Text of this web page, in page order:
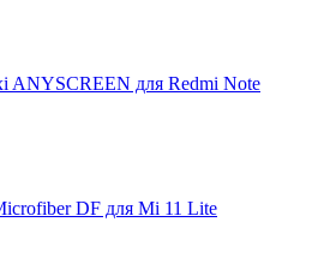
ANYSCREEN для Redmi Note
DF для Mi 11 Lite